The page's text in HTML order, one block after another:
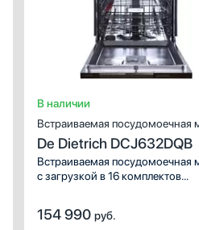
В наличии
Встраиваемая посудомоечная
De Dietrich DCJ632DQB
Встраиваемая посудомоечная
с загрузкой в 16 комплектов
управление с цифровым
154 990 руб.